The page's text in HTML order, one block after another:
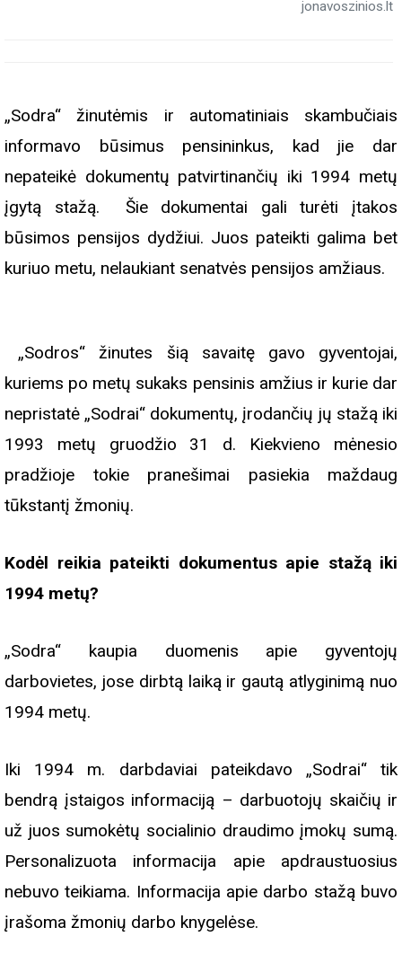
jonavoszinios.lt
„Sodra“ žinutėmis ir automatiniais skambučiais
informavo būsimus pensininkus, kad jie dar
nepateikė dokumentų patvirtinančių iki 1994 metų
įgytą stažą. Šie dokumentai gali turėti įtakos
būsimos pensijos dydžiui. Juos pateikti galima bet
kuriuo metu, nelaukiant senatvės pensijos amžiaus.
„Sodros“ žinutes šią savaitę gavo gyventojai,
kuriems po metų sukaks pensinis amžius ir kurie dar
nepristatė „Sodrai“ dokumentų, įrodančių jų stažą iki
1993 metų gruodžio 31 d. Kiekvieno mėnesio
pradžioje tokie pranešimai pasiekia maždaug
tūkstantį žmonių.
Kodėl reikia pateikti dokumentus apie stažą iki
1994 metų?
„Sodra“ kaupia duomenis apie gyventojų
darbovietes, jose dirbtą laiką ir gautą atlyginimą nuo
1994 metų.
Iki 1994 m. darbdaviai pateikdavo „Sodrai“ tik
bendrą įstaigos informaciją – darbuotojų skaičių ir
už juos sumokėtų socialinio draudimo įmokų sumą.
Personalizuota informacija apie apdraustuosius
nebuvo teikiama. Informacija apie darbo stažą buvo
įrašoma žmonių darbo knygelėse.